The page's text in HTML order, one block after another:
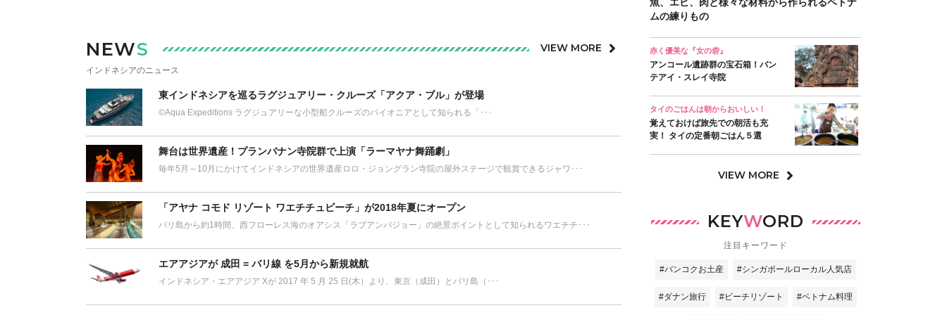
NEWS VIEW MORE
インドネシアのニュース
東インドネシアを巡るラグジュアリー・クルーズ「アクア・ブル」が登場
©Aqua Expeditions ラグジュアリーな小型船クルーズのパイオニアとして知られる「･･･
舞台は世界遺産！プランバナン寺院群で上演「ラーマヤナ舞踊劇」
毎年5月～10月にかけてインドネシアの世界遺産ロロ・ジョングラン寺院の屋外ステージで観賞できるジャワ･･･
「アヤナ コモド リゾート ワエチチュビーチ」が2018年夏にオープン
バリ島から約1時間、西フローレス海のオアシス「ラブアンバジョー」の絶景ポイントとして知られるワエチチ･･･
エアアジアが 成田 = バリ線 を5月から新規就航
インドネシア・エアアジア Xが 2017 年 5 月 25 日(木）より、東京（成田）とバリ島（･･･
ムの練りもの
赤く優美な『女の砦』
アンコール遺跡群の宝石箱！バン
テアイ・スレイ寺院
タイのごはんは朝からおいしい！
覚えておけば旅先での朝活も充
実！ タイの定番朝ごはん５選
VIEW MORE
KEYWORD
注目キーワード
#バンコクお土産 #シンガポールローカル人気店
#ダナン旅行 #ビーチリゾート #ベトナム料理